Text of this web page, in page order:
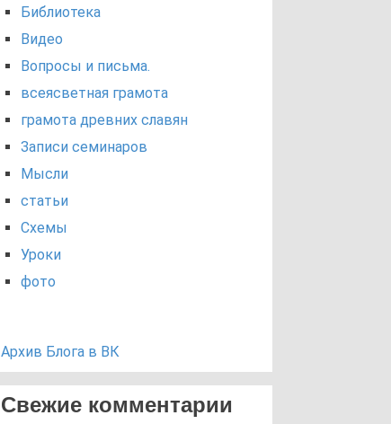
Библиотека
Видео
Вопросы и письма.
всеясветная грамота
грамота древних славян
Записи семинаров
Мысли
статьи
Схемы
Уроки
фото
Архив Блога в ВК
Свежие комментарии